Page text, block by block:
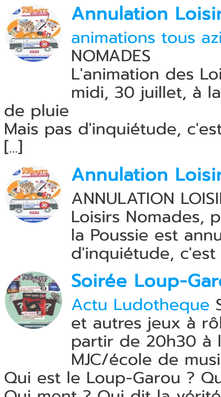
Annulation
animations tous
NOMADES
L'animation des
midi, 30 juillet, à
de pluie
Mais pas d'inquiétude,
[...]
Annulation
ANNULATION
Loisirs Nomades,
la Poussie est
d'inquiétude,
Soirée Loup-
Actu Ludotheque
et autres jeux à
partir de 20h30 à
MJC/école de
Qui est le Loup-Garou ?